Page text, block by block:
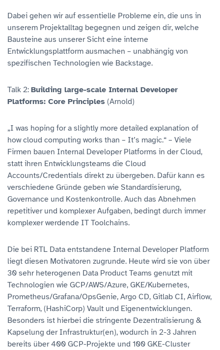
Dabei gehen wir auf essentielle Probleme ein, die uns in
unserem Projektalltag begegnen und zeigen dir, welche
Bausteine aus unserer Sicht eine interne
Entwicklungsplattform ausmachen – unabhängig von
spezifischen Technologien wie Backstage.
Talk 2: Building large-scale Internal Developer
Platforms: Core Principles (Arnold)
„I was hoping for a slightly more detailed explanation of
how cloud computing works than – It’s magic.“ – Viele
Firmen bauen Internal Developer Platforms in der Cloud,
statt ihren Entwicklungsteams die Cloud
Accounts/Credentials direkt zu übergeben. Dafür kann es
verschiedene Gründe geben wie Standardisierung,
Governance und Kostenkontrolle. Auch das Abnehmen
repetitiver und komplexer Aufgaben, bedingt durch immer
komplexer werdende IT Toolchains.
Die bei RTL Data entstandene Internal Developer Platform
liegt diesen Motivatoren zugrunde. Heute wird sie von über
30 sehr heterogenen Data Product Teams genutzt mit
Technologien wie GCP/AWS/Azure, GKE/Kubernetes,
Prometheus/Grafana/OpsGenie, Argo CD, Gitlab CI, Airflow,
Terraform, (HashiCorp) Vault und Eigenentwicklungen.
Besonders ist hierbei die stringente Dezentralisierung &
Kapselung der Infrastruktur(en), wodurch in 2-3 Jahren
bereits über 400 GCP-Projekte und 100 GKE-Cluster